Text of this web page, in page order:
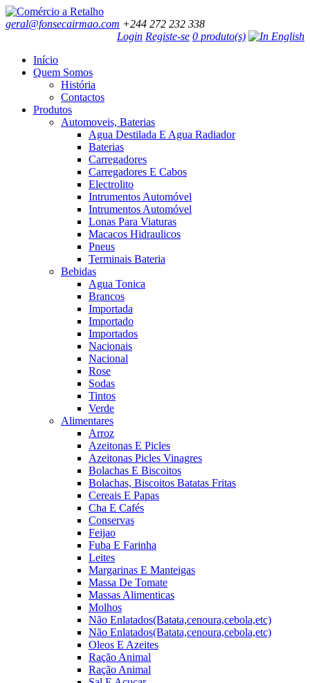
geral@fonsecairmao.com +244 272 232 338
Login Registe-se 0 produto(s)
Início
Quem Somos
História
Contactos
Produtos
Automoveis, Baterias
Agua Destilada E Agua Radiador
Baterias
Carregadores
Carregadores E Cabos
Electrolito
Intrumentos Automóvel
Intrumentos Automóvel
Lonas Para Viaturas
Macacos Hidraulicos
Pneus
Terminais Bateria
Bebidas
Agua Tonica
Brancos
Importada
Importado
Importados
Nacionais
Nacional
Rose
Sodas
Tintos
Verde
Alimentares
Arroz
Azeitonas E Picles
Azeitonas Picles Vinagres
Bolachas E Biscoitos
Bolachas, Biscoitos Batatas Fritas
Cereais E Papas
Cha E Cafés
Conservas
Feijao
Fuba E Farinha
Leites
Margarinas E Manteigas
Massa De Tomate
Massas Alimenticas
Molhos
Não Enlatados(Batata,cenoura,cebola,etc)
Não Enlatados(Batata,cenoura,cebola,etc)
Oleos E Azeites
Ração Animal
Ração Animal